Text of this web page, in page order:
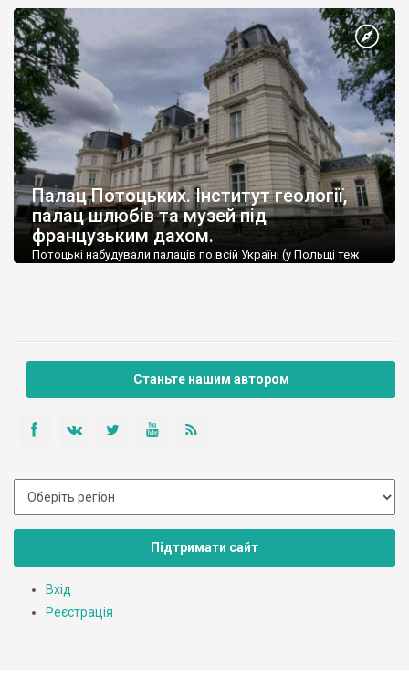
Палац Потоцьких. Інститут геології,
палац шлюбів та музей під
французьким дахом.
Потоцькі набудували палаців по всій Україні (у Польщі теж
Станьте нашим автором
Підтримати сайт
Вхід
Реєстрація